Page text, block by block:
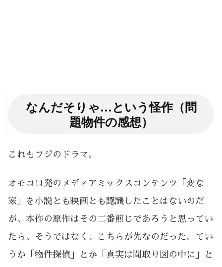
なんだそりゃ…という怪作（問
題物件の感想）
これもフジのドラマ。
オモコロ発のメディアミックスコンテンツ「変な
家」を小説とも映画とも認識したことはないのだ
が、本作の原作はその二番煎じであろうと思ってい
たら、そうではなく、こちらが先なのだった。てい
うか「物件探偵」とか「真実は間取り図の中に」と